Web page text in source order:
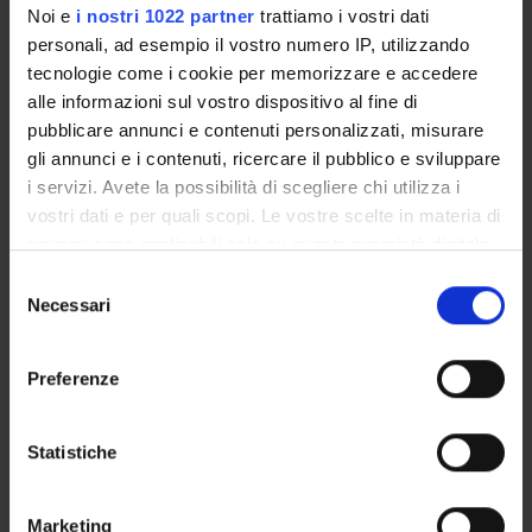
Noi e i nostri 1022 partner trattiamo i vostri dati
personali, ad esempio il vostro numero IP, utilizzando
tecnologie come i cookie per memorizzare e accedere
alle informazioni sul vostro dispositivo al fine di
pubblicare annunci e contenuti personalizzati, misurare
gli annunci e i contenuti, ricercare il pubblico e sviluppare
i servizi. Avete la possibilità di scegliere chi utilizza i
vostri dati e per quali scopi. Le vostre scelte in materia di
modificare o revocare il proprio consenso in qualsiasi
momento dalla Dichiarazione sui cookie o facendo clic
raccogliere informazioni sulla tua posizione
geografica, con un'approssimazione di qualche
delNecessari
Preferenze
Statistiche
Marketing
RESEARCH AREAS INVOLVED IN THE PROJECT
Pharmacology & Pharmacy (DDSP)
Pharmacology & Pharmacy (DNBM)
Section of Pharmacology
ACTIVITIES